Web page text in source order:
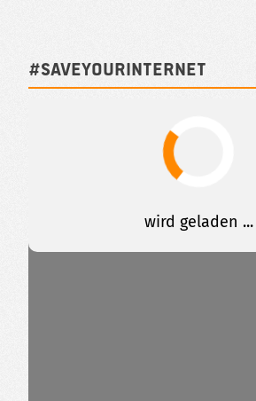
#SAVEYOURINTERNET